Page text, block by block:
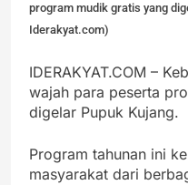
program mudik gratis yang
Iderakyat.com)
IDERAKYAT.COM –
wajah para peserta
digelar Pupuk Kujang.
Program tahunan ini
masyarakat dari